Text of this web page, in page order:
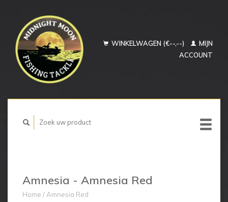
WINKELWAGEN (€--,--)
MIJN
ACCOUNT
Amnesia - Amnesia Red
Home / Amnesia Red